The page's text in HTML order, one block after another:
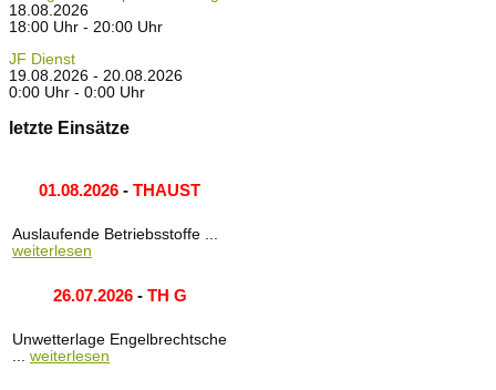
18.08.2026
18:00 Uhr - 20:00 Uhr
JF Dienst
19.08.2026 - 20.08.2026
0:00 Uhr - 0:00 Uhr
letzte Einsätze
01.08.2026 - THAUST
Auslaufende Betriebsstoffe ...
weiterlesen
26.07.2026- TH G
Unwetterlage Engelbrechtsche
... weiterlesen